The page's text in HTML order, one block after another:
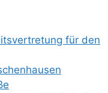
für den